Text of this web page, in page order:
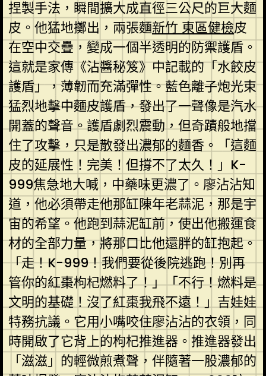
捏製手法，瞬間擴大成直徑三公尺的巨大麵
皮。他猛地擲出，兩張麵新竹 東區健檢皮
在空中交疊，變成一個半透明的防禦護盾。
這就是家傳《沾醬秘笈》中記載的「水餃皮
護盾」，薄韌而充滿彈性。藍色離子炮光束
猛烈地擊中麵皮護盾，發出了一聲像是汽水
開蓋的聲音。護盾劇烈震動，但奇蹟般地擋
住了攻擊，只是散發出濃郁的麵香。「這麵
皮的延展性！完美！但撐不了太久！」K-
999焦急地大喊，中藥味更濃了。廖沾沾知
道，他必須帶走他那缸陳年老蒜泥，那是宇
宙的希望。他跑到蒜泥缸前，使出他搬運食
材的全部力量，將那口比他還胖的缸抱起。
「走！K-999！我們要從後院逃跑！別再
管你的紅棗枸杞燃料了！」「不行！燃料是
文明的基礎！沒了紅棗我飛不遠！」吉娃娃
特務抗議。它用小嘴咬住廖沾沾的衣領，同
時開啟了它背上的枸杞推進器。推進器發出
「滋滋」的輕微煎煮聲，伴隨著一股濃郁的